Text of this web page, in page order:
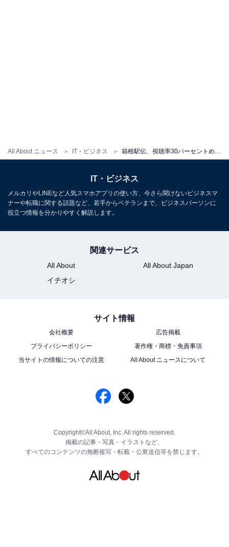
All About ニュース IT・ビジネス
1 2
IT・ビジネス
メルカリやLINEなど人気スマホアプリの使い方、今さら聞けないビジネスマ
ナーや転職に関する話題など、若手からベテランまで、ビジネスパーソンに
役立つ情報を分かりやすく解説します。
関連サービス
All About
All About Japan
イチオシ
サイト情報
会社概要
広告掲載
プライバシーポリシー
著作権・商標・免責事項
当サイトの情報についての注意
All About ニュースについて
Copyright©All About, Inc. All rights reserved.
掲載の記事・写真・イラストなど、
すべてのコンテンツの無断複写・転載・公衆送信等を禁じます。